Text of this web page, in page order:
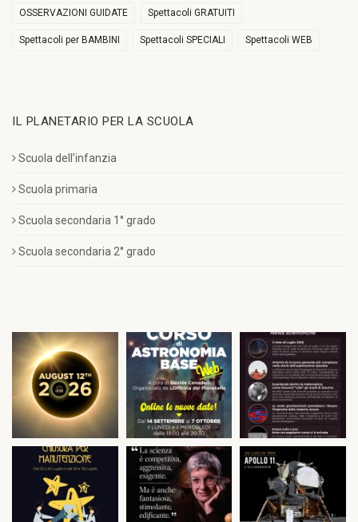
OSSERVAZIONI GUIDATE Spettacoli GRATUITI
Spettacoli per BAMBINI Spettacoli SPECIALI Spettacoli WEB
IL PLANETARIO PER LA SCUOLA
Scuola dell’infanzia
Scuola primaria
Scuola secondaria 1° grado
Scuola secondaria 2° grado